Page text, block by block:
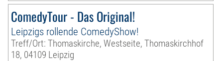
ComedyTour - Das Original!
Leipzigs rollende ComedyShow!
Treff/Ort: Thomaskirche, Westseite, Thomaskirchhof
18, 04109 Leipzig